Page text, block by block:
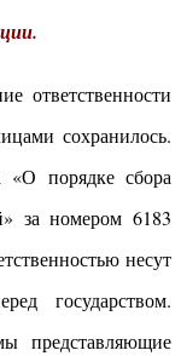
ответственности
сохранилось.
«О порядке сбора
за номером 6183
несут
государством.
представляющие